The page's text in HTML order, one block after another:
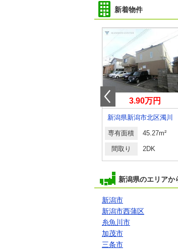
新着物件
3.90万円
新潟県新潟市北区濁川
専有面積 45.27m²
間取り 2DK
新潟県のエリアか
新潟市
新潟市西蒲区
糸魚川市
加茂市
三条市